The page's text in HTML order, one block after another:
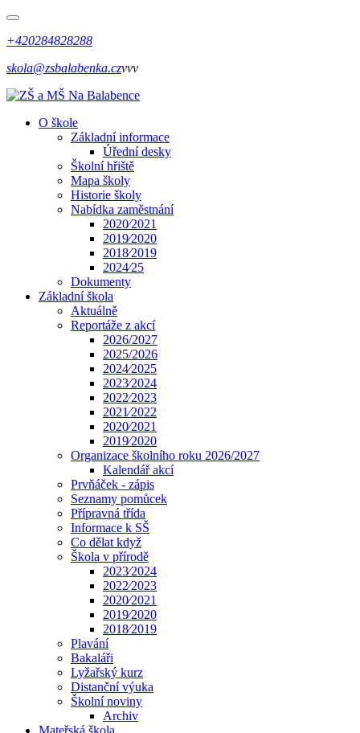
+420284828288
skola@zsbalabenka.czvvv
O škole
Základní informace
Úřední desky
Školní hřiště
Mapa školy
Historie školy
Nabídka zaměstnání
2020⁄2021
2019⁄2020
2018⁄2019
2024⁄25
Dokumenty
Základní škola
Aktuálně
Reportáže z akcí
2026/2027
2025/2026
2024⁄2025
2023⁄2024
2022⁄2023
2021⁄2022
2020⁄2021
2019⁄2020
Organizace školního roku 2026/2027
Kalendář akcí
Prvňáček - zápis
Seznamy pomůcek
Přípravná třída
Informace k SŠ
Co dělat když
Škola v přírodě
2023⁄2024
2022⁄2023
2020⁄2021
2019⁄2020
2018⁄2019
Plavání
Bakaláři
Lyžařský kurz
Distanční výuka
Školní noviny
Archiv
Mateřská škola